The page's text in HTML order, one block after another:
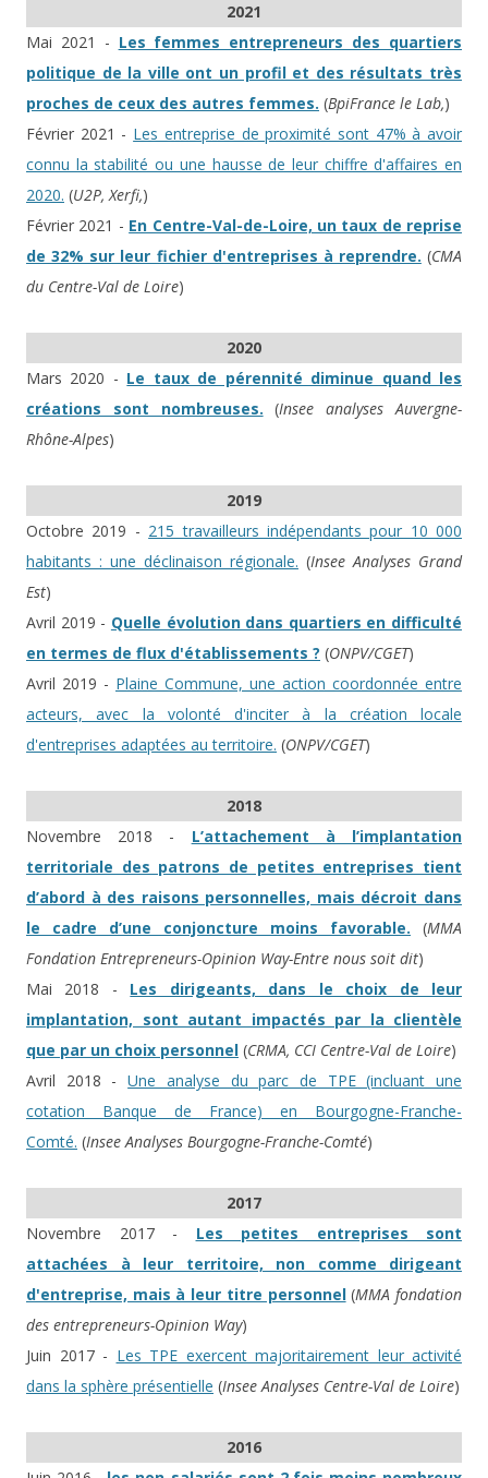
2021
Mai 2021 - Les femmes entrepreneurs des quartiers
politique de la ville ont un profil et des résultats très
proches de ceux des autres femmes. (BpiFrance le Lab,)
Février 2021 - Les entreprise de proximité sont 47% à avoir
connu la stabilité ou une hausse de leur chiffre d'affaires en
2020. (U2P, Xerfi,)
Février 2021 - En Centre-Val-de-Loire, un taux de reprise
de 32% sur leur fichier d'entreprises à reprendre. (CMA
du Centre-Val de Loire)
2020
Mars 2020 - Le taux de pérennité diminue quand les
créations sont nombreuses. (Insee analyses Auvergne-
Rhône-Alpes)
2019
Octobre 2019 - 215 travailleurs indépendants pour 10 000
habitants : une déclinaison régionale. (Insee Analyses Grand
Est)
Avril 2019 - Quelle évolution dans quartiers en difficulté
en termes de flux d'établissements ? (ONPV/CGET)
Avril 2019 - Plaine Commune, une action coordonnée entre
acteurs, avec la volonté d'inciter à la création locale
d'entreprises adaptées au territoire. (ONPV/CGET)
2018
Novembre 2018 - L’attachement à l’implantation
territoriale des patrons de petites entreprises tient
d’abord à des raisons personnelles, mais décroit dans
le cadre d’une conjoncture moins favorable. (MMA
Fondation Entrepreneurs-Opinion Way-Entre nous soit dit)
Mai 2018 - Les dirigeants, dans le choix de leur
implantation, sont autant impactés par la clientèle
que par un choix personnel (CRMA, CCI Centre-Val de Loire)
Avril 2018 -Une analyse du parc de TPE (incluant une
cotation Banque de France) en Bourgogne-Franche-
Comté. (Insee Analyses Bourgogne-Franche-Comté)
2017
Novembre 2017 - Les petites entreprises sont
attachées à leur territoire, non comme dirigeant
d'entreprise, mais à leur titre personnel(MMA fondation
des entrepreneurs-Opinion Way)
Juin 2017 - Les TPE exercent majoritairement leur activité
dans la sphère présentielle (Insee Analyses Centre-Val de Loire)
2016